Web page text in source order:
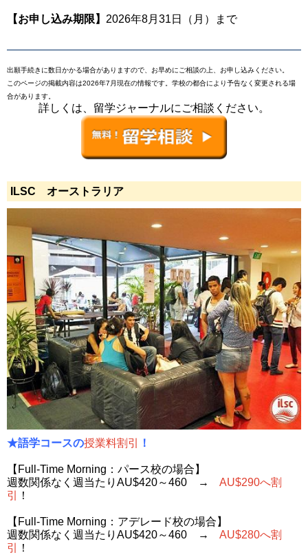
【お申し込み期限】 2026年8月31日（月）まで
出願手続きに数日かかる場合がありますので、お早めにご相談の上、お申し込みください。
このページの掲載内容は2026年7月現在の情報です。学校の都合により予告なく変更される場
合があります。
詳しくは、留学ジャーナルにご相談ください。
ILSC オーストラリア
★語学コースの授業料割引 ！
【Full-Time Morning：パース校の場合】
週数関係なく週当たりAU$420～460 → AU$290へ割
引
！
【Full-Time Morning：アデレード校の場合】
週数関係なく週当たりAU$420～460 → AU$280へ割
引
！